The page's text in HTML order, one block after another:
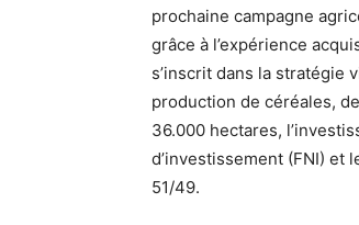
prochaine campagne
grâce à l’expérience
s’inscrit dans la stratégie
production de céréales,
36.000 hectares,
d’investissement (FNI) et
51/49.